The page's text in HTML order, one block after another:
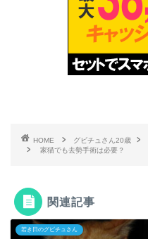
HOME グビチュさん20歳
家猫でも去勢手術は必要？
関連記事
若き日のグビチュさん